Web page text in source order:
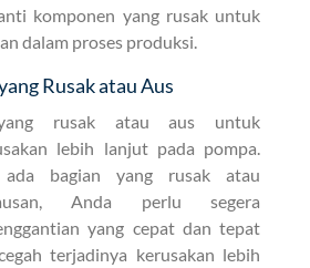
komponen yang rusak untuk
dalam proses produksi.
Rusak atau Aus
rusak atau aus untuk
lebih lanjut pada pompa.
ada bagian yang rusak atau
Anda perlu segera
yang cepat dan tepat
terjadinya kerusakan lebih